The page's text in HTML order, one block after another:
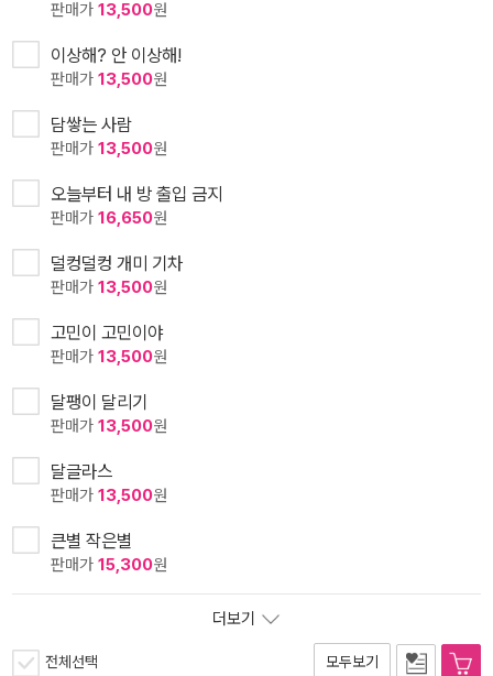
판매가 13,500원
이상해? 안 이상해!
판매가 13,500원
담쌓는 사람
판매가 13,500원
오늘부터 내 방 출입 금지
판매가 16,650원
덜컹덜컹 개미 기차
판매가 13,500원
고민이 고민이야
판매가 13,500원
달팽이 달리기
판매가 13,500원
달글라스
판매가 13,500원
큰별 작은별
판매가 15,300원
더보기
전체선택 모두보기